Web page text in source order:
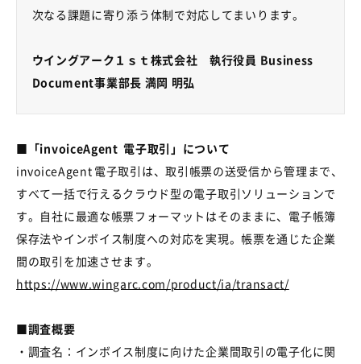
次なる課題に寄り添う体制で対応してまいります。
ウイングアーク１ｓｔ株式会社 執行役員 Business
Document事業部長 満岡 明弘
■「invoiceAgent 電子取引」について
invoiceAgent 電子取引は、取引帳票の送受信から管理まで、
すべて一括で行えるクラウド型の電子取引ソリューションで
す。自社に最適な帳票フォーマットはそのままに、電子帳簿
保存法やインボイス制度への対応を実現。帳票を通じた企業
間の取引を加速させます。
https://www.wingarc.com/product/ia/transact/
■調査概要
・調査名：インボイス制度に向けた企業間取引の電子化に関